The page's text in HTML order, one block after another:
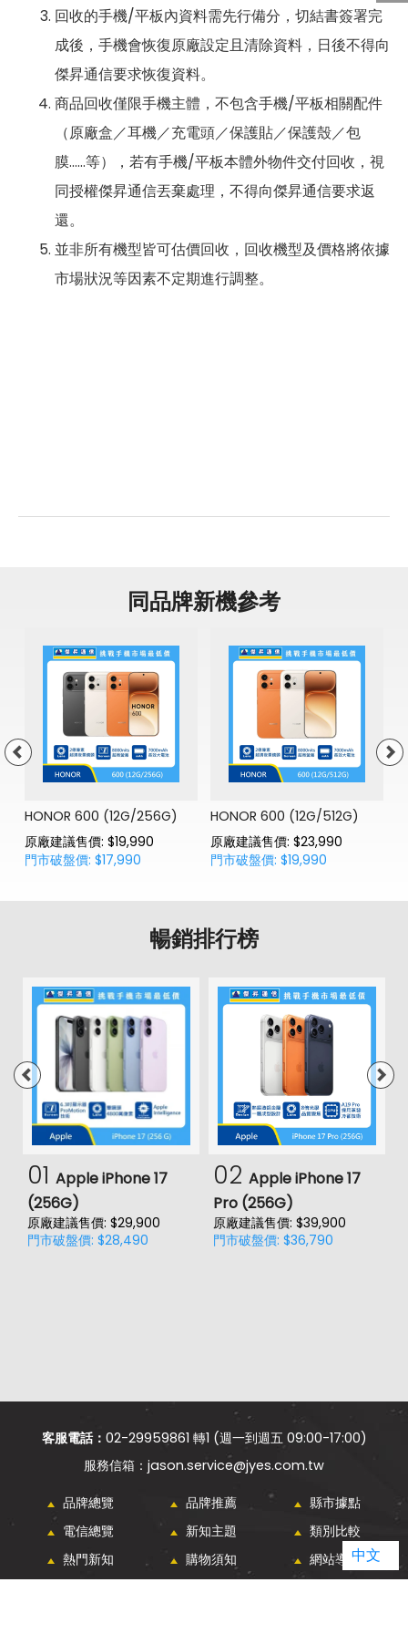
回收的手機/平板內資料需先行備分，切結書簽署完
成後，手機會恢復原廠設定且清除資料，日後不得向
傑昇通信要求恢復資料。
商品回收僅限手機主體，不包含手機/平板相關配件
（原廠盒／耳機／充電頭／保護貼／保護殼／包
膜……等），若有手機/平板本體外物件交付回收，視
同授權傑昇通信丟棄處理，不得向傑昇通信要求返
還。
並非所有機型皆可估價回收，回收機型及價格將依據
市場狀況等因素不定期進行調整。
同品牌新機參考
HONOR 600 (12G/256G)
原廠建議售價: $19,990
門市破盤價: $17,990
HONOR 600 (12G/512G)
原廠建議售價: $23,990
門市破盤價: $19,990
暢銷排行榜
01 Apple iPhone 17
(256G)
原廠建議售價: $29,900
門市破盤價: $28,490
02 Apple iPhone 17
Pro (256G)
原廠建議售價: $39,900
門市破盤價: $36,790
客服電話： 02-29959861 轉1 (週一到週五 09:00-17:00)
jason.service@jyes.com.tw
品牌總覽 品牌推薦
縣市據點
電信總覽
新知主題
類別比較
熱門新知
購物須知 網站導覽中文